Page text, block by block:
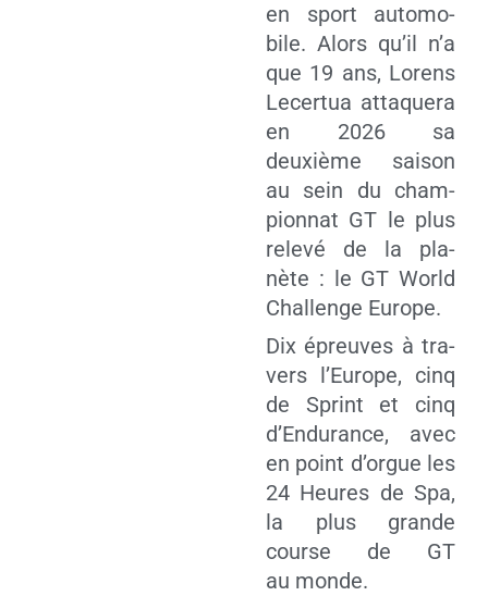
en sport auto­mo­
bile. Alors qu’il n’a
que 19 ans, Lorens
Lecer­tua atta­que­ra
en 2026 sa
deuxième sai­son
au sein du cham­
pion­nat GT le plus
rele­vé de la pla­
nète : le GT World
Chal­lenge Europe.
Dix épreuves à tra­
vers l’Europe, cinq
de Sprint et cinq
d’Endurance, avec
en point d’orgue les
24 Heures de Spa,
la plus grande
course de GT
au monde.